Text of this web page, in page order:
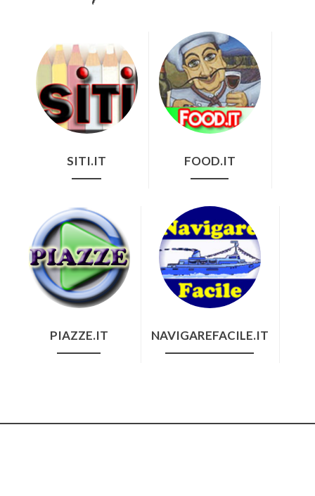
SITI.IT FOOD.IT
PIAZZE.IT NAVIGAREFACILE.IT